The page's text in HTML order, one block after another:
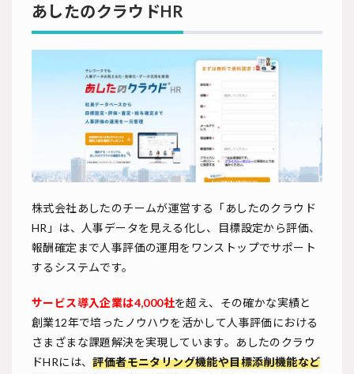
あしたのクラウドHR
株式会社あしたのチームが運営する「あしたのクラウド
HR」は、人事データを見える化し、目標設定から評価、
報酬確定まで人事評価の運用をワンストップでサポート
するシステムです。
サービス導入企業は4,000社を超え、その確かな実績と
創業12年で培ったノウハウを活かして人事評価における
さまざまな課題解決を実現しています。あしたのクラウ
ドHRには、評価者モニタリング機能や目標添削機能など